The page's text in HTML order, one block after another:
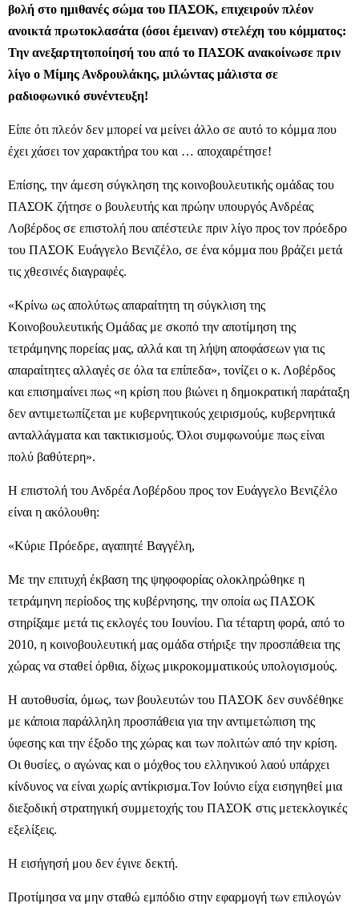
βολή στο ημιθανές σώμα του ΠΑΣΟΚ, επιχειρούν πλέον
ανοικτά πρωτοκλασάτα (όσοι έμειναν) στελέχη του κόμματος:
Την ανεξαρτητοποίησή του από το ΠΑΣΟΚ ανακοίνωσε πριν
λίγο ο Μίμης Ανδρουλάκης, μιλώντας μάλιστα σε
ραδιοφωνικό συνέντευξη!
Είπε ότι πλεόν δεν μπορεί να μείνει άλλο σε αυτό το κόμμα που
έχει χάσει τον χαρακτήρα του και … αποχαιρέτησε!
Επίσης, την άμεση σύγκληση της κοινοβουλευτικής ομάδας του
ΠΑΣΟΚ ζήτησε ο βουλευτής και πρώην υπουργός Ανδρέας
Λοβέρδος σε επιστολή που απέστειλε πριν λίγο προς τον πρόεδρο
του ΠΑΣΟΚ Ευάγγελο Βενιζέλο, σε ένα κόμμα που βράζει μετά
τις χθεσινές διαγραφές.
«Κρίνω ως απολύτως απαραίτητη τη σύγκλιση της
Κοινοβουλευτικής Ομάδας με σκοπό την αποτίμηση της
τετράμηνης πορείας μας, αλλά και τη λήψη αποφάσεων για τις
απαραίτητες αλλαγές σε όλα τα επίπεδα», τονίζει ο κ. Λοβέρδος
και επισημαίνει πως «η κρίση που βιώνει η δημοκρατική παράταξη
δεν αντιμετωπίζεται με κυβερνητικούς χειρισμούς, κυβερνητικά
ανταλλάγματα και τακτικισμούς. Όλοι συμφωνούμε πως είναι
πολύ βαθύτερη».
Η επιστολή του Ανδρέα Λοβέρδου προς τον Ευάγγελο Βενιζέλο
είναι η ακόλουθη:
«Κύριε Πρόεδρε, αγαπητέ Βαγγέλη,
Με την επιτυχή έκβαση της ψηφοφορίας ολοκληρώθηκε η
τετράμηνη περίοδος της κυβέρνησης, την οποία ως ΠΑΣΟΚ
στηρίξαμε μετά τις εκλογές του Ιουνίου. Για τέταρτη φορά, από το
2010, η κοινοβουλευτική μας ομάδα στήριξε την προσπάθεια της
χώρας να σταθεί όρθια, δίχως μικροκομματικούς υπολογισμούς.
Η αυτοθυσία, όμως, των βουλευτών του ΠΑΣΟΚ δεν συνδέθηκε
με κάποια παράλληλη προσπάθεια για την αντιμετώπιση της
ύφεσης και την έξοδο της χώρας και των πολιτών από την κρίση.
Οι θυσίες, ο αγώνας και ο μόχθος του ελληνικού λαού υπάρχει
κίνδυνος να είναι χωρίς αντίκρισμα.Τον Ιούνιο είχα εισηγηθεί μια
διεξοδική στρατηγική συμμετοχής του ΠΑΣΟΚ στις μετεκλογικές
εξελίξεις.
Η εισήγησή μου δεν έγινε δεκτή.
Προτίμησα να μην σταθώ εμπόδιο στην εφαρμογή των επιλογών